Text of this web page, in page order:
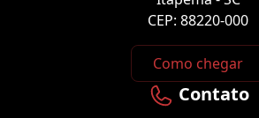
CEP: 88220-000
Como chegar
Contato